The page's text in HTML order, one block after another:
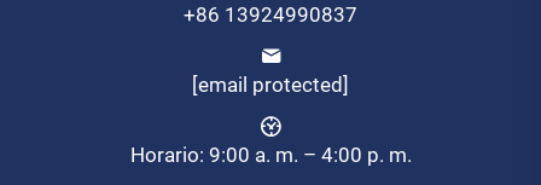
+86 13924990837
[email protected]
Horario: 9:00 a. m. – 4:00 p. m.